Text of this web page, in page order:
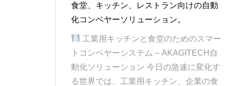
食堂、キッチン、レストラン向けの自動
化コンベヤーソリューション。
工業用キッチンと食堂のためのスマー
トコンベヤーシステム – AKAGITECH自
動化ソリューション 今日の急速に変化す
る世界では、工業用キッチン、企業の食